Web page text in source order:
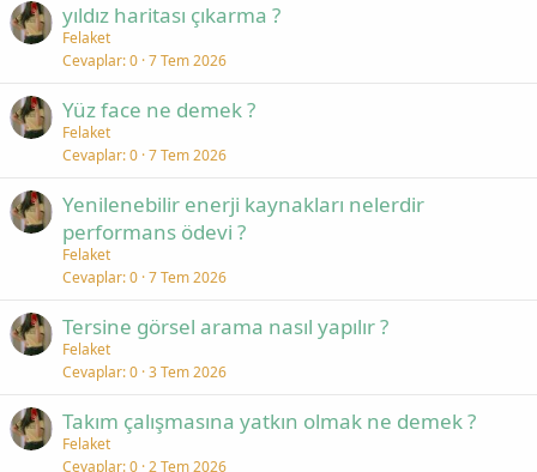
yıldız haritası çıkarma ?
Felaket
Cevaplar 0 7 Tem 2026
Yüz face ne demek ?
Felaket
Cevaplar 0 7 Tem 2026
Yenilenebilir enerji kaynakları nelerdir
performans ödevi ?
Felaket
Cevaplar 0 7 Tem 2026
Tersine görsel arama nasıl yapılır ?
Felaket
Cevaplar 0 3 Tem 2026
Takım çalışmasına yatkın olmak ne demek ?
Felaket
Cevaplar 0 2 Tem 2026